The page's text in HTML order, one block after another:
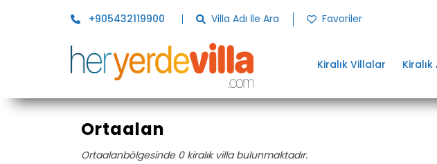
+905432119900 Villa Adı İle Ara Favoriler
Kiralık Villalar
Ortaalan
Ortaalanbölgesinde 0 kiralık villa bulunmaktadır.